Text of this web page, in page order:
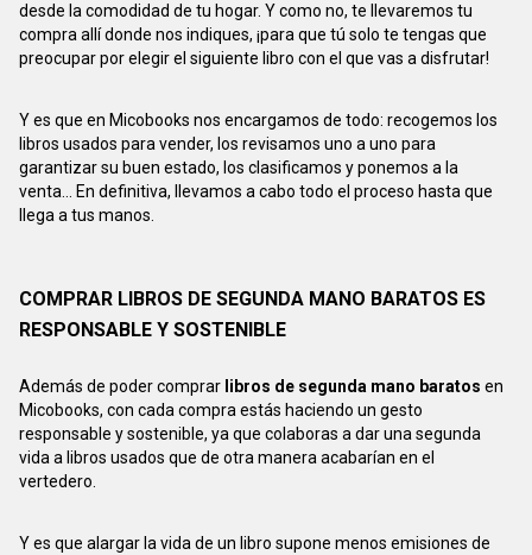
desde la comodidad de tu hogar. Y como no, te llevaremos tu
compra allí donde nos indiques, ¡para que tú solo te tengas que
preocupar por elegir el siguiente libro con el que vas a disfrutar!
Y es que en Micobooks nos encargamos de todo: recogemos los
libros usados para vender, los revisamos uno a uno para
garantizar su buen estado, los clasificamos y ponemos a la
venta... En definitiva, llevamos a cabo todo el proceso hasta que
llega a tus manos.
COMPRAR LIBROS DE SEGUNDA MANO BARATOS ES
RESPONSABLE Y SOSTENIBLE
Además de poder comprar libros de segunda mano baratos en
Micobooks, con cada compra estás haciendo un gesto
responsable y sostenible, ya que colaboras a dar una segunda
vida a libros usados que de otra manera acabarían en el
vertedero.
Y es que alargar la vida de un libro supone menos emisiones de